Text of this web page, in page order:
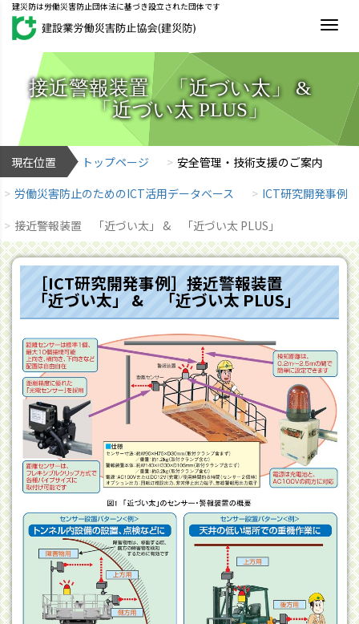
建災防は労働災害防止団体法に基づき設立された団体です
接近警報装置 「近づい太」 &
「近づい太 PLUS」
現在位置 トップページ
安全管理・技術支援のご案内
労働災害防止のためのICT活用データベース
ICT研究開発事例
接近警報装置 「近づい太」 & 「近づい太 PLUS」
［ICT研究開発事例］接近警報装置
「近づい太」 & 「近づい太 PLUS」